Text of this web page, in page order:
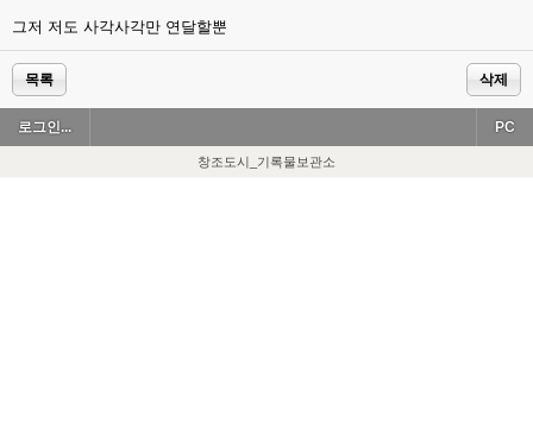
그저 저도 사각사각만 연달할뿐
목록 삭제
로그인... PC
창조도시_기록물보관소